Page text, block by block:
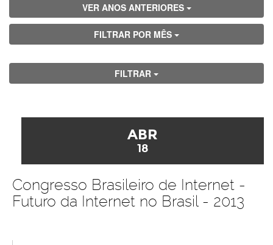
VER ANOS ANTERIORES
FILTRAR POR MÊS
FILTRAR
ABR
18
Congresso Brasileiro de Internet -
Futuro da Internet no Brasil - 2013